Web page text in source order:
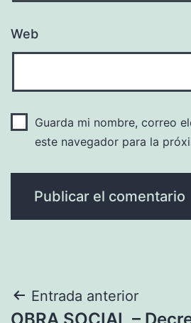
Web
Guarda mi nombre, correo
este navegador para la
Navegación
Entrada anterior
OBRA SOCIAL –